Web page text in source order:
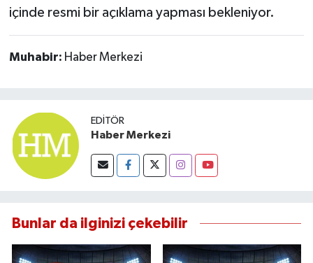
içinde resmi bir açıklama yapması bekleniyor.
Muhabir: Haber Merkezi
EDITÖR
Haber Merkezi
Bunlar da ilginizi çekebilir